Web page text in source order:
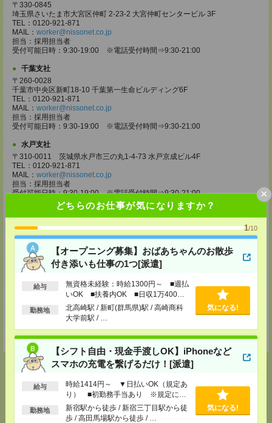
どちらのお仕事が気になりますか？
1/10
【オープニング募集】おばあちゃんのお散歩
付き添いも仕事の1つ[派遣]
給与
無資格未経験：時給1300円～ ■週払
いOK ■扶養内OK ■日収1万400円
以上
勤務地
北高崎駅 / 新町(群馬県)駅 / 高崎商科
大学前駅 / …
気になる!
【シフト自由・現金手渡しOK】iPhoneなど
スマホの充電を繋げるだけ！[派遣]
給与
時給1414円～ ▼日払いOK（規定あ
り） ■初勤務手当あり ※規定によ
る
勤務地
新宿駅から徒歩 / 新宿三丁目駅から徒
歩 / 高田馬場駅から徒歩 / …
気になる!
×
〒330-0845
埼玉県さいたま市大宮区仲町 2-23-2 大宮仲町センタービル 3F
TEL：0120-921-871
MAIL： worker@nissonet.co.jp
担当：採用担当者
受付可能日時：9:30-19:00 ※電話受付時間⇒9:30-21:00
千葉支社
〒260-0028
千葉市中央区新町18-10 千葉第一生命ビルディング6F
TEL：0120-921-871
MAIL： worker@nissonet.co.jp
担当：採用担当者
受付可能日時：9:30-19:00 ※電話受付時間⇒9:30-21:00
水戸支社
〒310-0011 茨城県水戸市三の丸1-4-73 水戸京成ビル4F
TEL：0120-921-871
MAIL： worker@nissonet.co.jp
担当：採用担当者
受付可能日時：9:30-19:00 ※電話受付時間⇒9:30-21:00
宇都宮支社
TEL：0120-921-871
MAIL：worker@nissonet.co.jp
担当：採用担当者
受付可能日時：9:30-19:00 ※電話受付時間⇒9:30-21:00
埼玉県さいたま市大宮区仲町2-23-2 大宮仲町センタービル3F（さいたま
TEL：0120-921-871
worker@nissonet.co.jp
担当：採用担当者
受付可能日時：9:30-19:00 ※電話受付時間⇒9:30-21:00
応募ページへ